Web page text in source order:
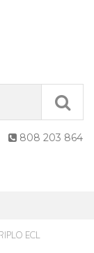
 808 203 864
ECL